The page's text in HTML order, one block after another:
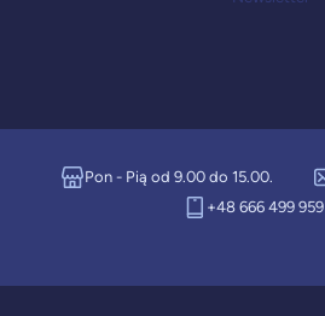
Pon - Pią od 9.00 do 15.00.
+48 666 499 959